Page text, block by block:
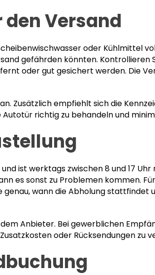
Versand
oder Kühlmittel
gefährden könnten. Kontrollieren
oder gut gesichert werden. Die
Zusätzlich empfiehlt sich die
richtig zu behandeln und
ist werktags zwischen 8 und 17
es sonst zu Problemen kommen.
genau, wann die Abholung
Anbieter. Bei gewerblichen
oder Rücksendungen zu